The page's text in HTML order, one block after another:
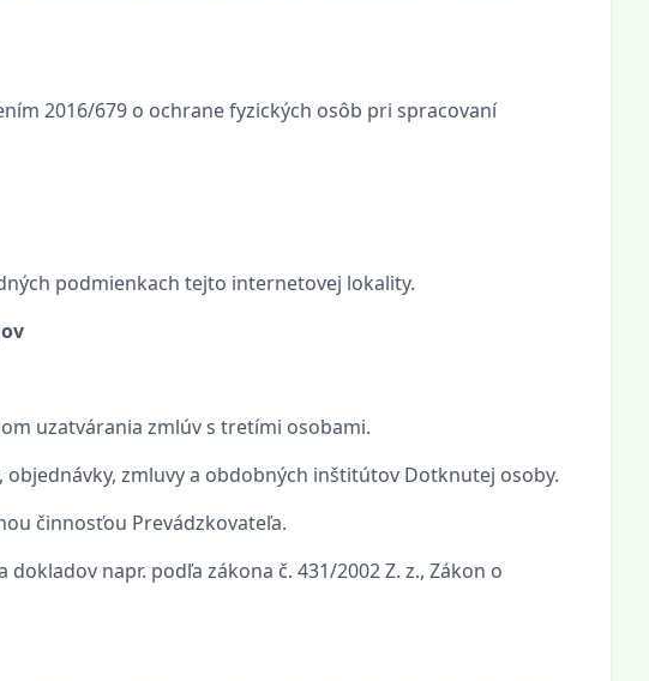
2016/679 o ochrane fyzických osôb pri spracovaní
podmienkach tejto internetovej lokality.
uzatvárania zmlúv s tretími osobami.
zmluvy a obdobných inštitútov Dotknutej osoby.
činnosťou Prevádzkovateľa.
napr. podľa zákona č. 431/2002 Z. z., Zákon o